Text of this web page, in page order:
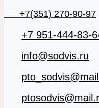
+7(351) 270-90-97
+7 951-444-83-
info@sodvis.ru